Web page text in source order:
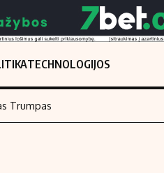
TECHNOLOGIJOS
Trumpas